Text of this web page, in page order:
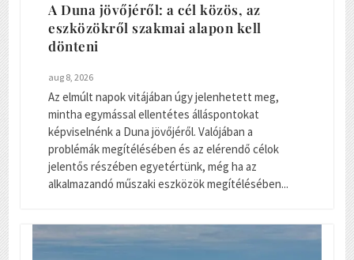
A Duna jövőjéről: a cél közös, az
eszközökről szakmai alapon kell
dönteni
aug 8, 2026
Az elmúlt napok vitájában úgy jelenhetett meg,
mintha egymással ellentétes álláspontokat
képviselnénk a Duna jövőjéről. Valójában a
problémák megítélésében és az elérendő célok
jelentős részében egyetértünk, még ha az
alkalmazandó műszaki eszközök megítélésében...